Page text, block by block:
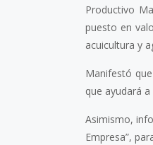
Productivo
puesto en
acuicultura y
Manifestó
que ayudará
Asimismo,
Empresa”,